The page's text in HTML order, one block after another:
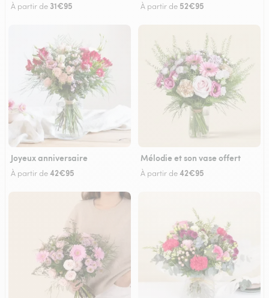
À partir de 31€95 À partir de 52€95
Joyeux anniversaire
À partir de42€95
Mélodie et son vase offert
À partir de42€95